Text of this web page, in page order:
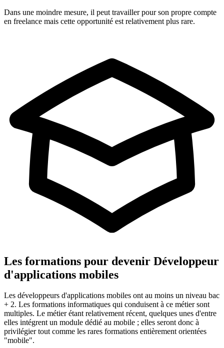
Dans une moindre mesure, il peut travailler pour son propre compte
en freelance mais cette opportunité est relativement plus rare.
Les formations pour devenir Développeur
d'applications mobiles
Les développeurs d'applications mobiles ont au moins un niveau bac
+ 2. Les formations informatiques qui conduisent à ce métier sont
multiples. Le métier étant relativement récent, quelques unes d'entre
elles intégrent un module dédié au mobile ; elles seront donc à
privilégier tout comme les rares formations entièrement orientées
"mobile".